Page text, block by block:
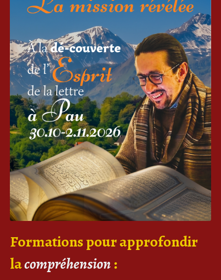
Formations pour approfondir
lacompréhension :